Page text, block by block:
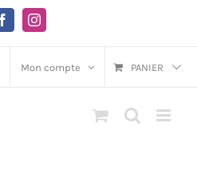
FacebookInstagram
Mon compte PANIER